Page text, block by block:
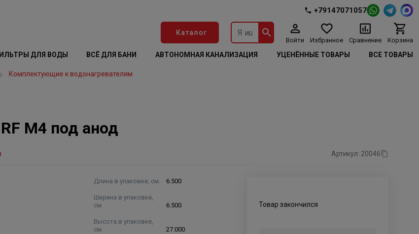
+79147071057
Каталог
Войти Избранное Сравнение Корзина
ДЛЯ ВОДЫ ВСЁ ДЛЯ БАНИ АВТОНОМНАЯ КАНАЛИЗАЦИЯ УЦЕНЁННЫЕ ТОВАРЫ ВСЕ ТОВАРЫ
Комплектующие к водонагревателям
M4 под анод
Артикул: 20046
Длина в упаковке, см. 6.500
Ширина в упаковке,
см.
6.500
Высота в упаковке,
см.
27.000
Товар закончился